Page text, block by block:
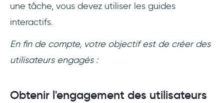
une tâche, vous devez utiliser les guides
interactifs.
En fin de compte, votre objectif est de créer des
utilisateurs engagés :
Obtenir l'engagement des utilisateurs